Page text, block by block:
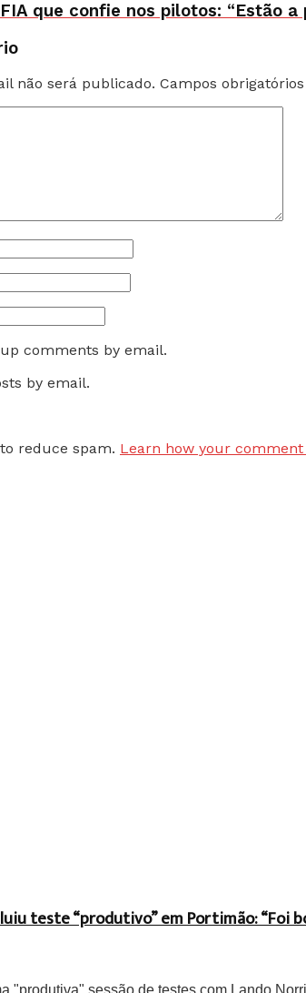
que confie nos pilotos: “Estão
não será publicado. Campos
comments by email.
by email.
reduce spam. Learn how your comment
teste “produtivo” em Portimão: “Foi
"produtiva" sessão de testes com Lando